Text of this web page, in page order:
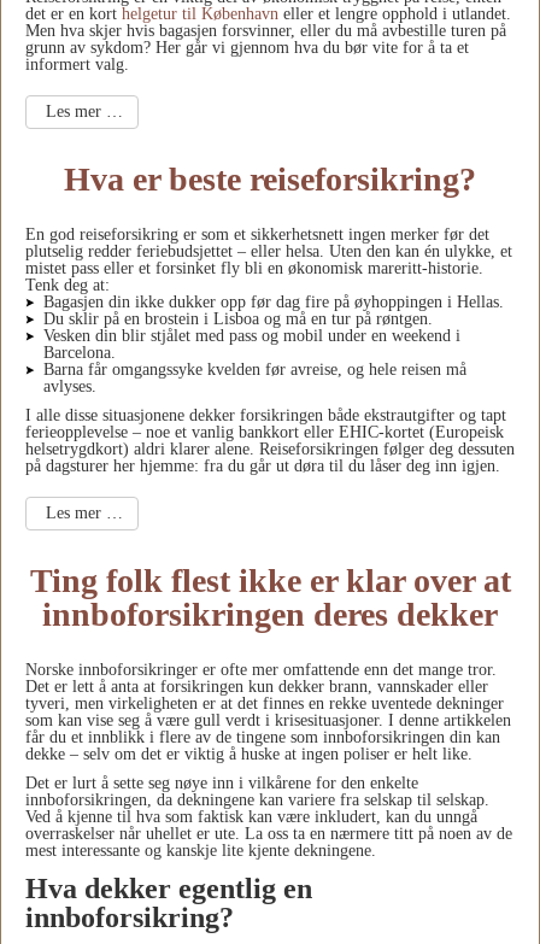
det er en kort helgetur til København eller et lengre opphold i utlandet.
Men hva skjer hvis bagasjen forsvinner, eller du må avbestille turen på
grunn av sykdom? Her går vi gjennom hva du bør vite for å ta et
informert valg.
Les mer …
Hva er beste reiseforsikring?
En god reiseforsikring er som et sikkerhetsnett ingen merker før det
plutselig redder feriebudsjettet – eller helsa. Uten den kan én ulykke, et
mistet pass eller et forsinket fly bli en økonomisk mareritt-historie.
Tenk deg at:
Bagasjen din ikke dukker opp før dag fire på øyhoppingen i Hellas.
Du sklir på en brostein i Lisboa og må en tur på røntgen.
Vesken din blir stjålet med pass og mobil under en weekend i
Barcelona.
Barna får omgangssyke kvelden før avreise, og hele reisen må
avlyses.
I alle disse situasjonene dekker forsikringen både ekstrautgifter og tapt
ferieopplevelse – noe et vanlig bankkort eller EHIC-kortet (Europeisk
helsetrygdkort) aldri klarer alene. Reiseforsikringen følger deg dessuten
på dagsturer her hjemme: fra du går ut døra til du låser deg inn igjen.
Les mer …
Ting folk flest ikke er klar over at
innboforsikringen deres dekker
Norske innboforsikringer er ofte mer omfattende enn det mange tror.
Det er lett å anta at forsikringen kun dekker brann, vannskader eller
tyveri, men virkeligheten er at det finnes en rekke uventede dekninger
som kan vise seg å være gull verdt i krisesituasjoner. I denne artikkelen
får du et innblikk i flere av de tingene som innboforsikringen din kan
dekke – selv om det er viktig å huske at ingen poliser er helt like.
Det er lurt å sette seg nøye inn i vilkårene for den enkelte
innboforsikringen, da dekningene kan variere fra selskap til selskap.
Ved å kjenne til hva som faktisk kan være inkludert, kan du unngå
overraskelser når uhellet er ute. La oss ta en nærmere titt på noen av de
mest interessante og kanskje lite kjente dekningene.
Hva dekker egentlig en
innboforsikring?